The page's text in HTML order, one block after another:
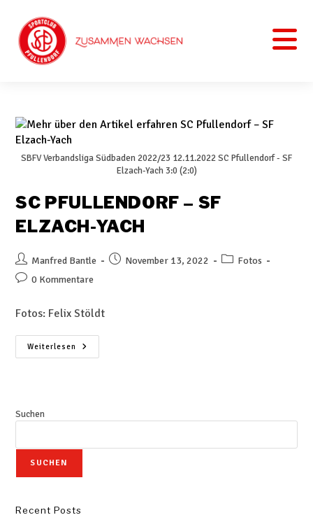
SBFV Verbandsliga Südbaden 2022/23 12.11.2022 SC Pfullendorf - SF
Elzach-Yach 3:0 (2:0)
SC PFULLENDORF – SF
ELZACH-YACH
Manfred Bantle November 13, 2022
Fotos
0 Kommentare
Fotos: Felix Stöldt
Weiterlesen
Suchen
SUCHEN
Recent Posts